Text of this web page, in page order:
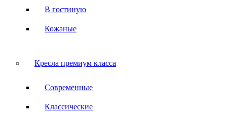
В гостиную
Кожаные
Кресла премиум класса
Современные
Классические